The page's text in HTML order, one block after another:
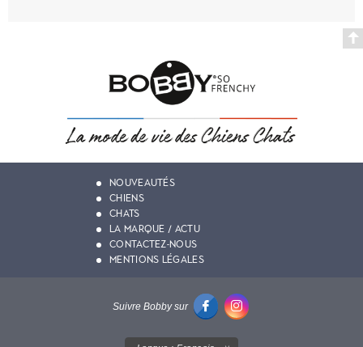
NOUVEAUTÉS
CHIENS
CHATS
LA MARQUE / ACTU
CONTACTEZ-NOUS
MENTIONS LÉGALES
Suivre Bobby sur